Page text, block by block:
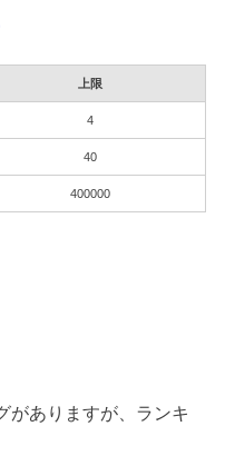
上限
4
40
400000
がありますが、ランキ